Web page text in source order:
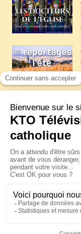
© KTO